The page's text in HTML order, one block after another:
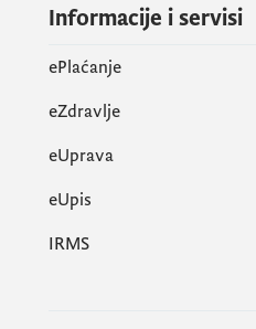
Višem državnom
Informacije i servisi
ePlaćanje
eZdravlje
eUprava
еUpis
IRMS